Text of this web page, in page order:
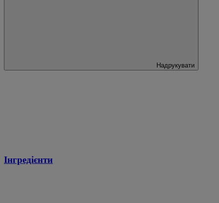
Надрукувати
Інгредієнти